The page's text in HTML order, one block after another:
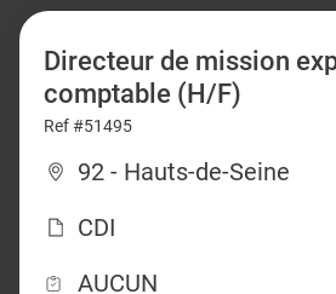
Directeur de mission
comptable (H/F)
Ref #51495
92 - Hauts-de-Seine
CDI
AUCUN